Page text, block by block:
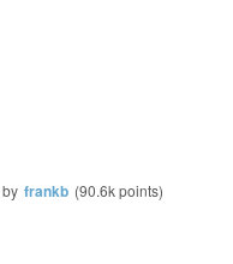
by frankb (90.6kpoints)